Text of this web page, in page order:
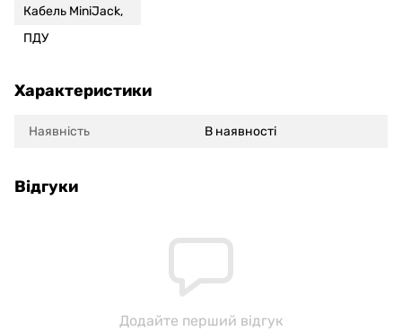
Кабель MiniJack,
ПДУ
Характеристики
Наявність В наявності
Відгуки
Додайте перший відгук